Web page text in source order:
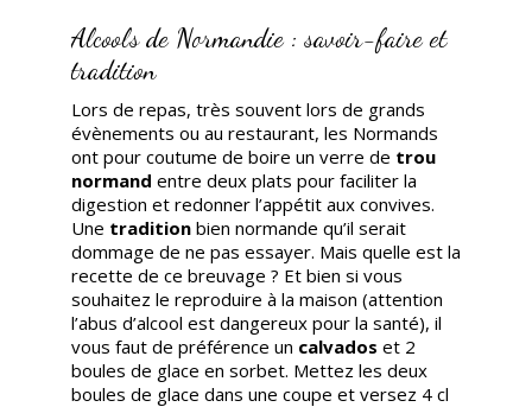
Alcools de Normandie : savoir-faire et
tradition
Lors de repas, très souvent lors de grands
évènements ou au restaurant, les Normands
ont pour coutume de boire un verre de trou
normand entre deux plats pour faciliter la
digestion et redonner l’appétit aux convives.
Une traditionbien normande qu’il serait
dommage de ne pas essayer. Mais quelle est la
recette de ce breuvage ? Et bien si vous
souhaitez le reproduire à la maison (attention
l’abus d’alcool est dangereux pour la santé), il
vous faut de préférence un calvados et 2
boules de glace en sorbet. Mettez les deux
boules de glace dans une coupe et versez 4 cl